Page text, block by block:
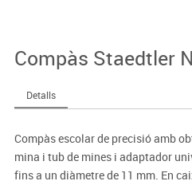
Compàs Staedtler
Detalls
Compàs escolar de precisió amb
mina i tub de mines i adaptador
fins a un diàmetre de 11 mm. En